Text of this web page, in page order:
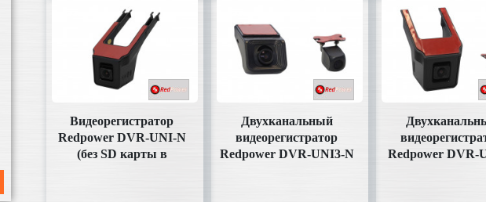
Видеорегистратор
Redpower DVR-UNI-N
(без SD карты в
Двухканальный
видеорегистратор
Redpower DVR-UNI3-N
Redpower DVR-